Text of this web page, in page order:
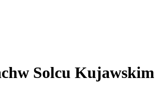
w Solcu Kujawskim